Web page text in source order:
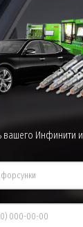
вашего Инфинити